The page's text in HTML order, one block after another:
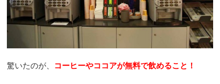
驚いたのが、 コーヒーやココアが無料で飲めること！